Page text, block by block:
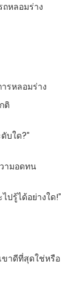
ถหลอมร่าง
รหลอมร่าง
ติ
บใด?”
ามอดทน
ปรู้ได้อย่างใด!”
ขาดีที่สุดใช่หรือ